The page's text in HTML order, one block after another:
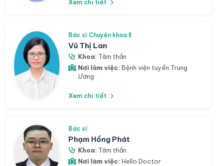
Xem chi tiết
Bác sĩ Chuyên khoa II
Vũ Thị Lan
Khoa: Tâm thần
Nơi làm việc: Bệnh viện tuyến Trung
Ương
Xem chi tiết
Bác sĩ
Phạm Hồng Phát
Khoa: Tâm thần
Nơi làm việc: Hello Doctor